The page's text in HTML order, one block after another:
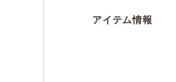
アイテム情報